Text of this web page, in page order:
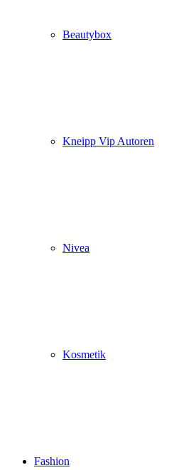
Beautybox
Kneipp Vip Autoren
Nivea
Kosmetik
Fashion